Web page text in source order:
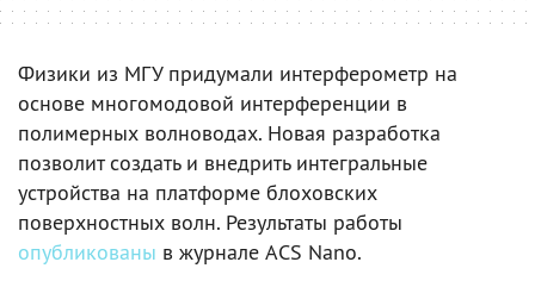
Физики из МГУ придумали интерферометр на
основе многомодовой интерференции в
полимерных волноводах. Новая разработка
позволит создать и внедрить интегральные
устройства на платформе блоховских
поверхностных волн. Результаты работы
опубликованы в журнале ACS Nano.